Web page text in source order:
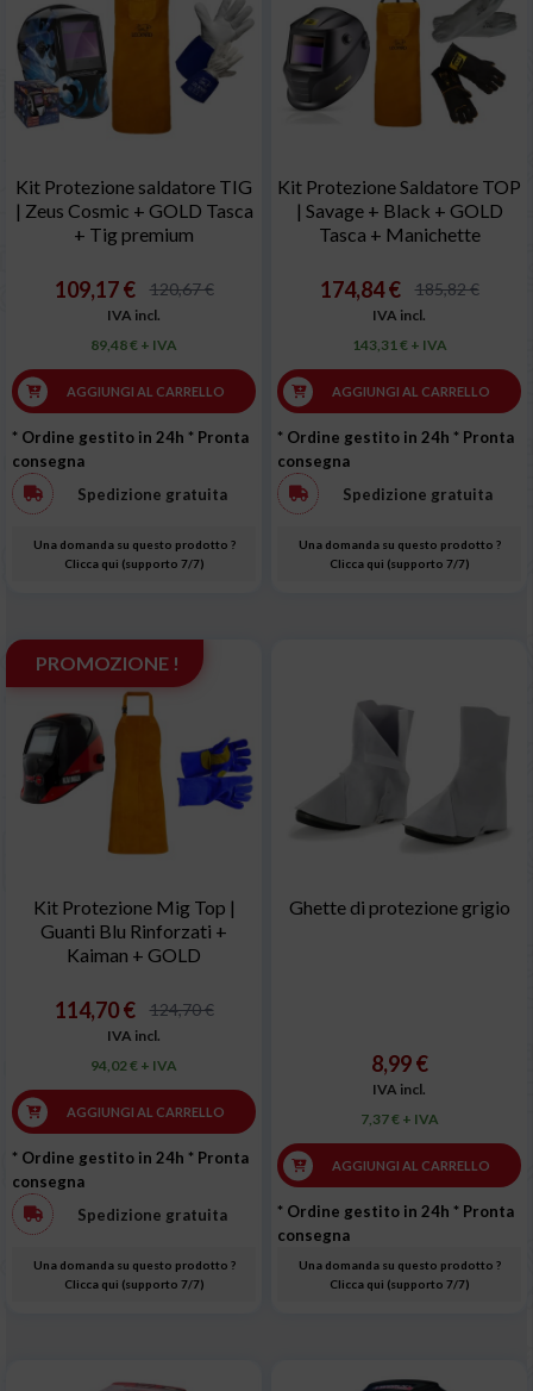
Kit Protezione saldatore TIG
| Zeus Cosmic + GOLD Tasca
+ Tig premium
109,17 € 120,67 €
IVA incl.
89,48 € + IVA
AGGIUNGI AL CARRELLO
* Ordine gestito in 24h * Pronta
consegna
Spedizione gratuita
Una domanda su questo prodotto ?
Clicca qui (supporto 7/7)
Kit Protezione Saldatore TOP
| Savage + Black + GOLD
Tasca + Manichette
174,84 € 185,82 €
IVA incl.
143,31 € + IVA
AGGIUNGI AL CARRELLO
* Ordine gestito in 24h * Pronta
consegna
Spedizione gratuita
Una domanda su questo prodotto ?
Clicca qui (supporto 7/7)
PROMOZIONE !
Kit Protezione Mig Top |
Guanti Blu Rinforzati +
Kaiman + GOLD
114,70 € 124,70 €
IVA incl.
94,02 € + IVA
AGGIUNGI AL CARRELLO
* Ordine gestito in 24h * Pronta
consegna
Spedizione gratuita
Una domanda su questo prodotto ?
Clicca qui (supporto 7/7)
Ghette di protezione grigio
8,99 €
IVA incl.
7,37 € + IVA
AGGIUNGI AL CARRELLO
* Ordine gestito in 24h * Pronta
consegna
Una domanda su questo prodotto ?
Clicca qui (supporto 7/7)